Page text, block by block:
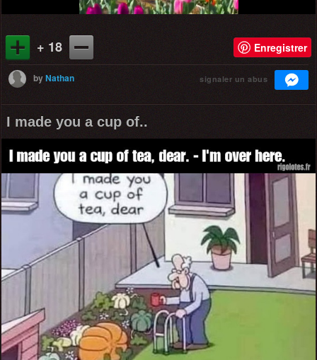
+ 18 Enregistrer
byNathan signaler un abus
I made you a cup of..